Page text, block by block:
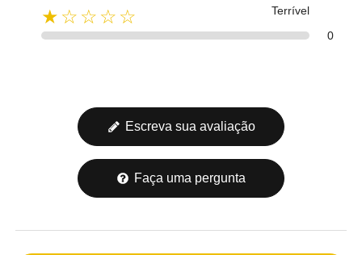
★☆☆☆☆
Terrível
0
Escreva sua avaliação
Faça uma pergunta